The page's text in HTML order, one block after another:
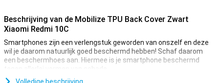
Beschrijving van de Mobilize TPU Back Cover Zwart
Xiaomi Redmi 10C
Smartphones zijn een verlengstuk geworden van onszelf en deze
wil je daarom natuurlijk goed beschermd hebben! Schaf daarom
een beschermhoes aan. Hiermee is je smartphone beschermd
tegen allerlei vormen van schade.